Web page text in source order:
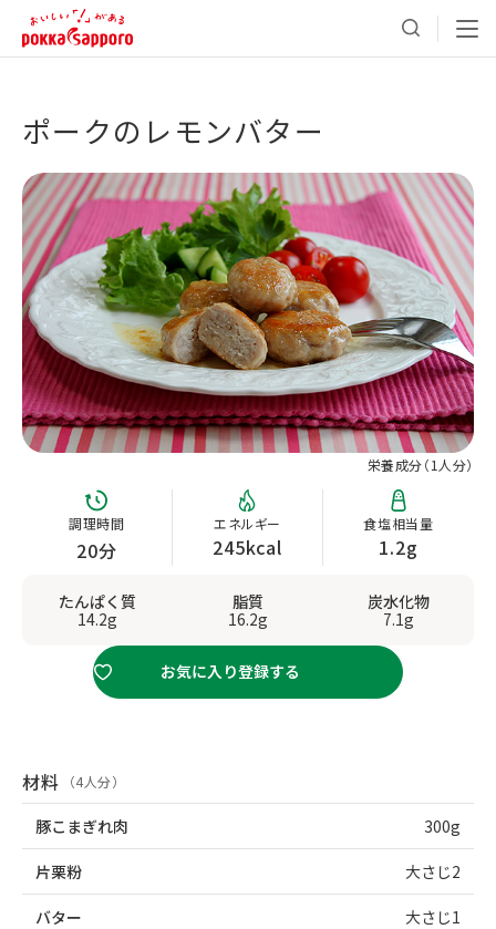
ポークのレモンバター
栄養成分（1人分）
調理時間
20分
エネルギー
245kcal
食塩相当量
1.2g
たんぱく質
14.2g
脂質
16.2g
炭水化物
7.1g
お気に入り登録する
材料 （4人分）
豚こまぎれ肉 300g
片栗粉 大さじ2
バター 大さじ1